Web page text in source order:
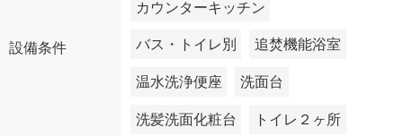
設備条件
カウンターキッチン
バス・トイレ別 追焚機能浴室
温水洗浄便座 洗面台
洗髪洗面化粧台 トイレ２ヶ所